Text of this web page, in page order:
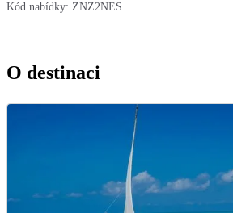
Kód nabídky: ZNZ2NES
O destinaci